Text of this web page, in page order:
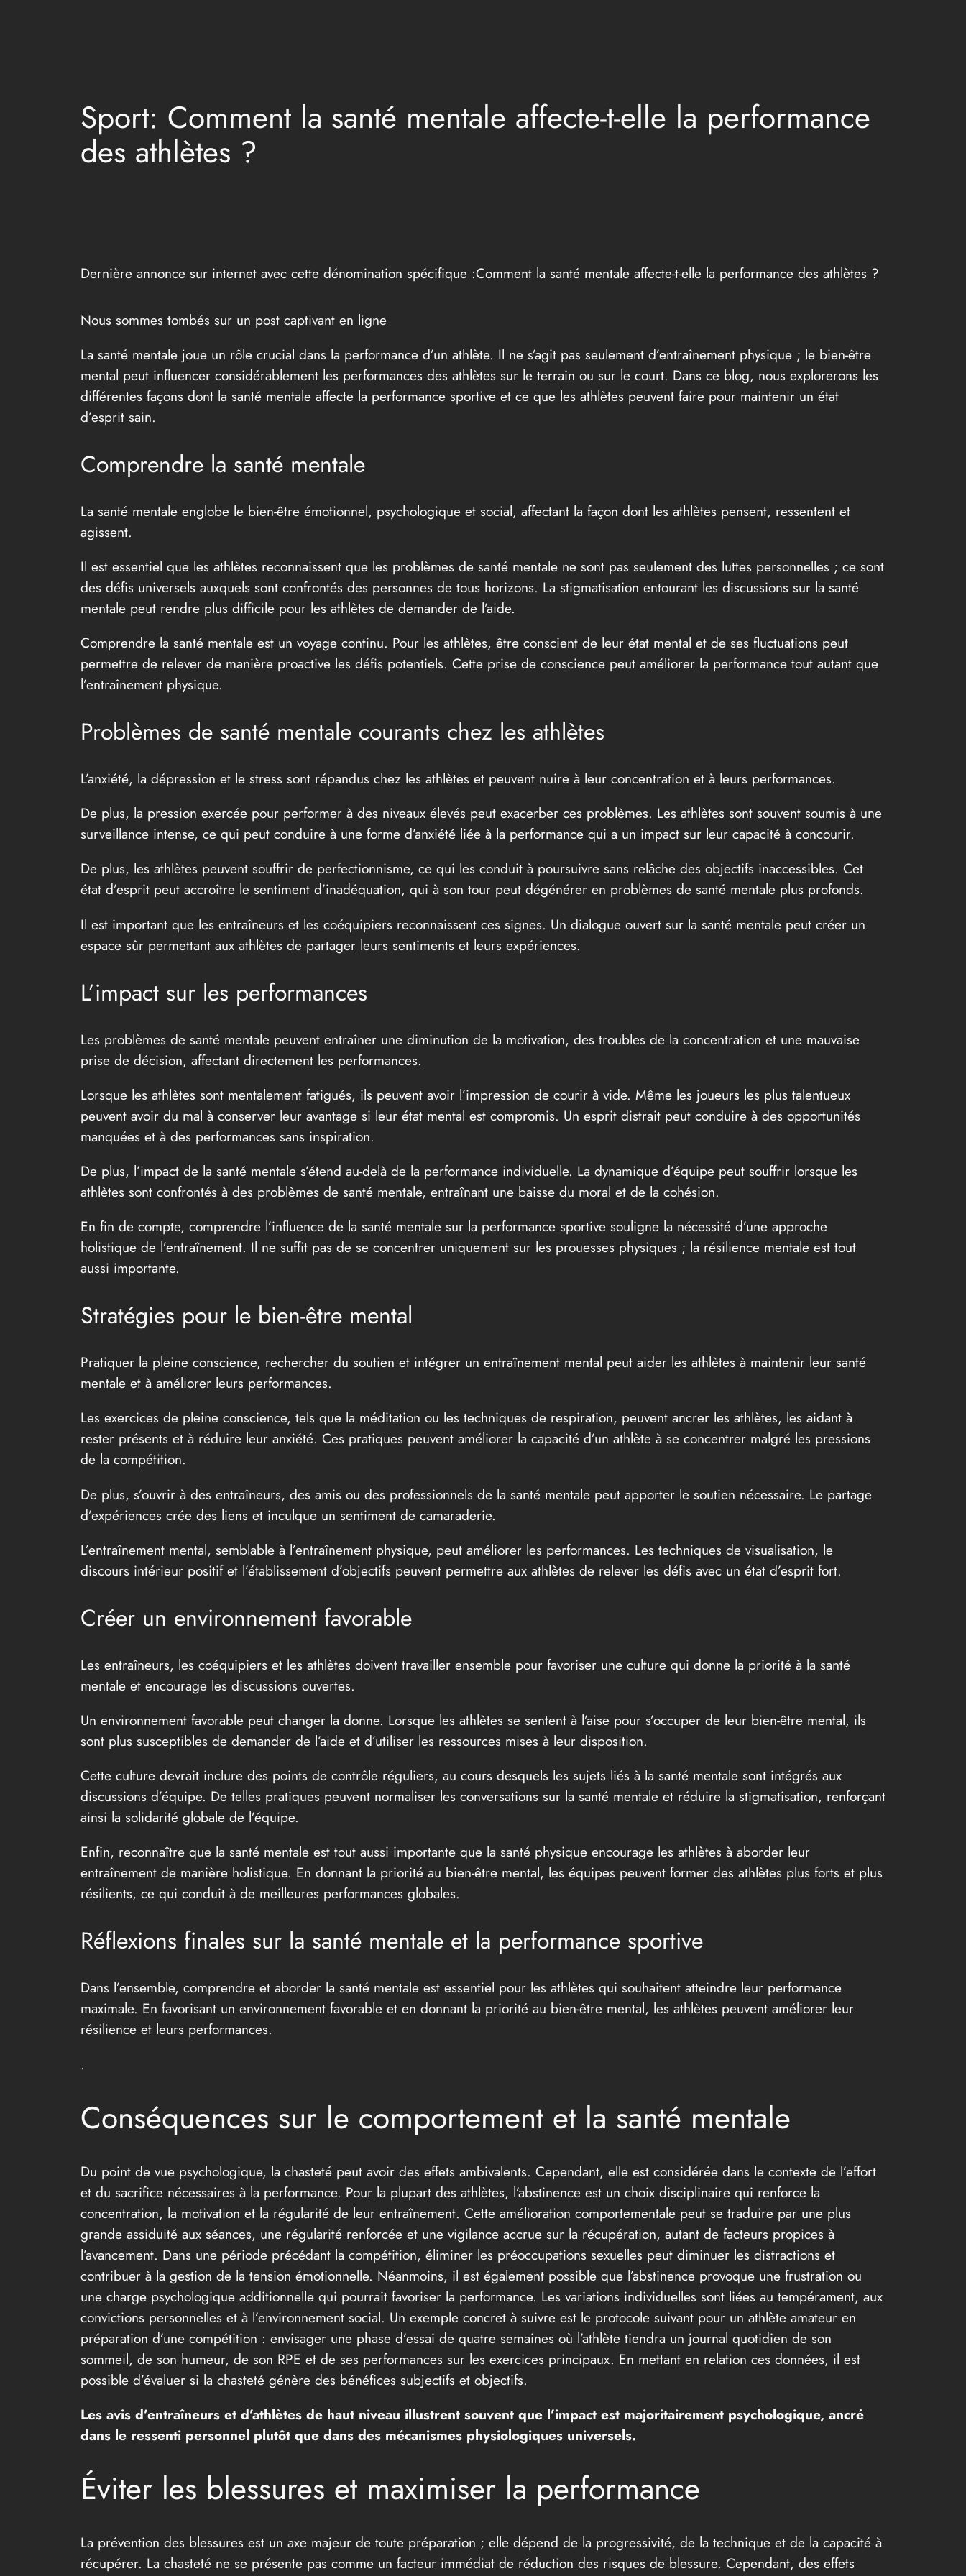
Sport: Comment la santé mentale affecte-t-elle la performance
des athlètes ?
Dernière annonce sur internet avec cette dénomination spécifique :Comment la santé mentale affecte-t-elle la performance des athlètes ?
Nous sommes tombés sur un post captivant en ligne
La santé mentale joue un rôle crucial dans la performance d’un athlète. Il ne s’agit pas seulement d’entraînement physique ; le bien-être
mental peut influencer considérablement les performances des athlètes sur le terrain ou sur le court. Dans ce blog, nous explorerons les
différentes façons dont la santé mentale affecte la performance sportive et ce que les athlètes peuvent faire pour maintenir un état
d’esprit sain.
Comprendre la santé mentale
La santé mentale englobe le bien-être émotionnel, psychologique et social, affectant la façon dont les athlètes pensent, ressentent et
agissent.
Il est essentiel que les athlètes reconnaissent que les problèmes de santé mentale ne sont pas seulement des luttes personnelles ; ce sont
des défis universels auxquels sont confrontés des personnes de tous horizons. La stigmatisation entourant les discussions sur la santé
mentale peut rendre plus difficile pour les athlètes de demander de l’aide.
Comprendre la santé mentale est un voyage continu. Pour les athlètes, être conscient de leur état mental et de ses fluctuations peut
permettre de relever de manière proactive les défis potentiels. Cette prise de conscience peut améliorer la performance tout autant que
l’entraînement physique.
Problèmes de santé mentale courants chez les athlètes
L’anxiété, la dépression et le stress sont répandus chez les athlètes et peuvent nuire à leur concentration et à leurs performances.
De plus, la pression exercée pour performer à des niveaux élevés peut exacerber ces problèmes. Les athlètes sont souvent soumis à une
surveillance intense, ce qui peut conduire à une forme d’anxiété liée à la performance qui a un impact sur leur capacité à concourir.
De plus, les athlètes peuvent souffrir de perfectionnisme, ce qui les conduit à poursuivre sans relâche des objectifs inaccessibles. Cet
état d’esprit peut accroître le sentiment d’inadéquation, qui à son tour peut dégénérer en problèmes de santé mentale plus profonds.
Il est important que les entraîneurs et les coéquipiers reconnaissent ces signes. Un dialogue ouvert sur la santé mentale peut créer un
espace sûr permettant aux athlètes de partager leurs sentiments et leurs expériences.
L’impact sur les performances
Les problèmes de santé mentale peuvent entraîner une diminution de la motivation, des troubles de la concentration et une mauvaise
prise de décision, affectant directement les performances.
Lorsque les athlètes sont mentalement fatigués, ils peuvent avoir l’impression de courir à vide. Même les joueurs les plus talentueux
peuvent avoir du mal à conserver leur avantage si leur état mental est compromis. Un esprit distrait peut conduire à des opportunités
manquées et à des performances sans inspiration.
De plus, l’impact de la santé mentale s’étend au-delà de la performance individuelle. La dynamique d’équipe peut souffrir lorsque les
athlètes sont confrontés à des problèmes de santé mentale, entraînant une baisse du moral et de la cohésion.
En fin de compte, comprendre l’influence de la santé mentale sur la performance sportive souligne la nécessité d’une approche
holistique de l’entraînement. Il ne suffit pas de se concentrer uniquement sur les prouesses physiques ; la résilience mentale est tout
aussi importante.
Stratégies pour le bien-être mental
Pratiquer la pleine conscience, rechercher du soutien et intégrer un entraînement mental peut aider les athlètes à maintenir leur santé
mentale et à améliorer leurs performances.
Les exercices de pleine conscience, tels que la méditation ou les techniques de respiration, peuvent ancrer les athlètes, les aidant à
rester présents et à réduire leur anxiété. Ces pratiques peuvent améliorer la capacité d’un athlète à se concentrer malgré les pressions
de la compétition.
De plus, s’ouvrir à des entraîneurs, des amis ou des professionnels de la santé mentale peut apporter le soutien nécessaire. Le partage
d’expériences crée des liens et inculque un sentiment de camaraderie.
L’entraînement mental, semblable à l’entraînement physique, peut améliorer les performances. Les techniques de visualisation, le
discours intérieur positif et l’établissement d’objectifs peuvent permettre aux athlètes de relever les défis avec un état d’esprit fort.
Créer un environnement favorable
Les entraîneurs, les coéquipiers et les athlètes doivent travailler ensemble pour favoriser une culture qui donne la priorité à la santé
mentale et encourage les discussions ouvertes.
Un environnement favorable peut changer la donne. Lorsque les athlètes se sentent à l’aise pour s’occuper de leur bien-être mental, ils
sont plus susceptibles de demander de l’aide et d’utiliser les ressources mises à leur disposition.
Cette culture devrait inclure des points de contrôle réguliers, au cours desquels les sujets liés à la santé mentale sont intégrés aux
discussions d’équipe. De telles pratiques peuvent normaliser les conversations sur la santé mentale et réduire la stigmatisation, renforçant
ainsi la solidarité globale de l’équipe.
Enfin, reconnaître que la santé mentale est tout aussi importante que la santé physique encourage les athlètes à aborder leur
entraînement de manière holistique. En donnant la priorité au bien-être mental, les équipes peuvent former des athlètes plus forts et plus
résilients, ce qui conduit à de meilleures performances globales.
Réflexions finales sur la santé mentale et la performance sportive
Dans l’ensemble, comprendre et aborder la santé mentale est essentiel pour les athlètes qui souhaitent atteindre leur performance
maximale. En favorisant un environnement favorable et en donnant la priorité au bien-être mental, les athlètes peuvent améliorer leur
résilience et leurs performances.
.
Conséquences sur le comportement et la santé mentale
Du point de vue psychologique, la chasteté peut avoir des effets ambivalents. Cependant, elle est considérée dans le contexte de l’effort
et du sacrifice nécessaires à la performance. Pour la plupart des athlètes, l’abstinence est un choix disciplinaire qui renforce la
concentration, la motivation et la régularité de leur entraînement. Cette amélioration comportementale peut se traduire par une plus
grande assiduité aux séances, une régularité renforcée et une vigilance accrue sur la récupération, autant de facteurs propices à
l’avancement. Dans une période précédant la compétition, éliminer les préoccupations sexuelles peut diminuer les distractions et
contribuer à la gestion de la tension émotionnelle. Néanmoins, il est également possible que l’abstinence provoque une frustration ou
une charge psychologique additionnelle qui pourrait favoriser la performance. Les variations individuelles sont liées au tempérament, aux
convictions personnelles et à l’environnement social. Un exemple concret à suivre est le protocole suivant pour un athlète amateur en
préparation d’une compétition : envisager une phase d’essai de quatre semaines où l’athlète tiendra un journal quotidien de son
sommeil, de son humeur, de son RPE et de ses performances sur les exercices principaux. En mettant en relation ces données, il est
possible d’évaluer si la chasteté génère des bénéfices subjectifs et objectifs.
Les avis d’entraîneurs et d’athlètes de haut niveau illustrent souvent que l’impact est majoritairement psychologique, ancré
dans le ressenti personnel plutôt que dans des mécanismes physiologiques universels.
Éviter les blessures et maximiser la performance
La prévention des blessures est un axe majeur de toute préparation ; elle dépend de la progressivité, de la technique et de la capacité à
récupérer. La chasteté ne se présente pas comme un facteur immédiat de réduction des risques de blessure. Cependant, des effets